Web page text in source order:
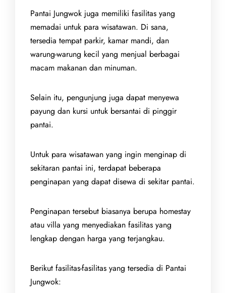
Pantai Jungwok juga memiliki fasilitas yang
memadai untuk para wisatawan. Di sana,
tersedia tempat parkir, kamar mandi, dan
warung-warung kecil yang menjual berbagai
macam makanan dan minuman.
Selain itu, pengunjung juga dapat menyewa
payung dan kursi untuk bersantai di pinggir
pantai.
Untuk para wisatawan yang ingin menginap di
sekitaran pantai ini, terdapat beberapa
penginapan yang dapat disewa di sekitar pantai.
Penginapan tersebut biasanya berupa homestay
atau villa yang menyediakan fasilitas yang
lengkap dengan harga yang terjangkau.
Berikut fasilitas-fasilitas yang tersedia di Pantai
Jungwok: